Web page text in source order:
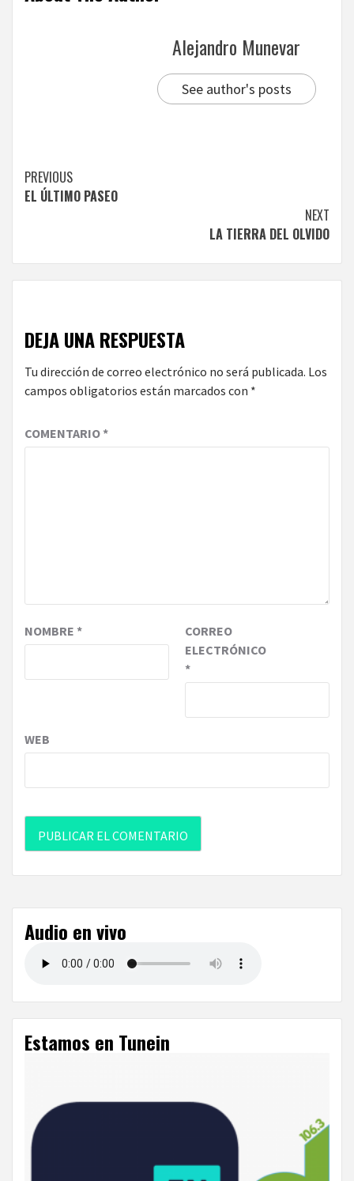
Alejandro Munevar
See author's posts
Continue
Reading
PREVIOUS
EL ÚLTIMO PASEO
NEXT
LA TIERRA DEL OLVIDO
DEJA UNA RESPUESTA
Tu dirección de correo electrónico no será publicada. Los
campos obligatorios están marcados con *
COMENTARIO*
NOMBRE *
CORREO
ELECTRÓNICO
*
WEB
Audio en vivo
Estamos en Tunein